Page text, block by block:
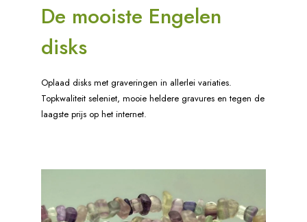
De mooiste Engelen
disks
Oplaad disks met graveringen in allerlei variaties.
Topkwaliteit seleniet, mooie heldere gravures en tegen de
laagste prijs op het internet.